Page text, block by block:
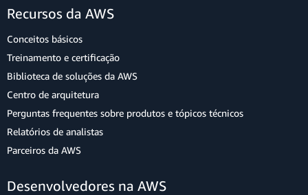
Recursos da AWS
Conceitos básicos
Treinamento e certificação
Biblioteca de soluções da AWS
Centro de arquitetura
Perguntas frequentes sobre produtos e tópicos técnicos
Relatórios de analistas
Parceiros da AWS
Desenvolvedores na AWS